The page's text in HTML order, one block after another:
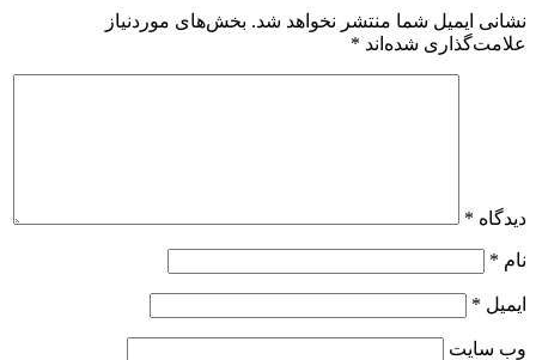
نشانی ایمیل شما منتشر نخواهد شد. بخش‌های موردنیاز
علامت‌گذاری شده‌اند *
دیدگاه *
نام *
ایمیل *
وب‌ سایت